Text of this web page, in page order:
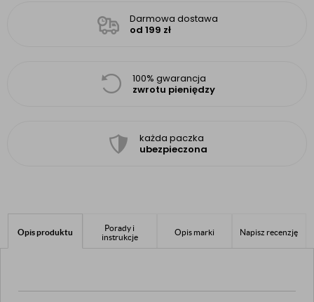
Darmowa dostawa
od 199 zł
100% gwarancja
zwrotu pieniędzy
każda paczka
ubezpieczona
Opis produktu
Porady i
instrukcje
Opis marki Napisz recenzję